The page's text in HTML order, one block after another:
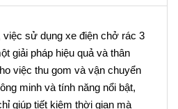
việc sử dụng xe điện chở rác 3
giải pháp hiệu quả và thân
việc thu gom và vận chuyển
minh và tính năng nổi bật,
giúp tiết kiệm thời gian mà